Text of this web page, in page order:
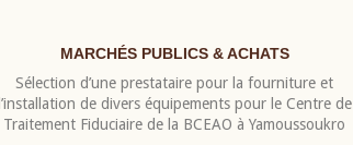
MARCHÉS PUBLICS & ACHATS
Sélection d’une prestataire pour la fourniture et
l’installation de divers équipements pour le Centre de
Traitement Fiduciaire de la BCEAO à Yamoussoukro